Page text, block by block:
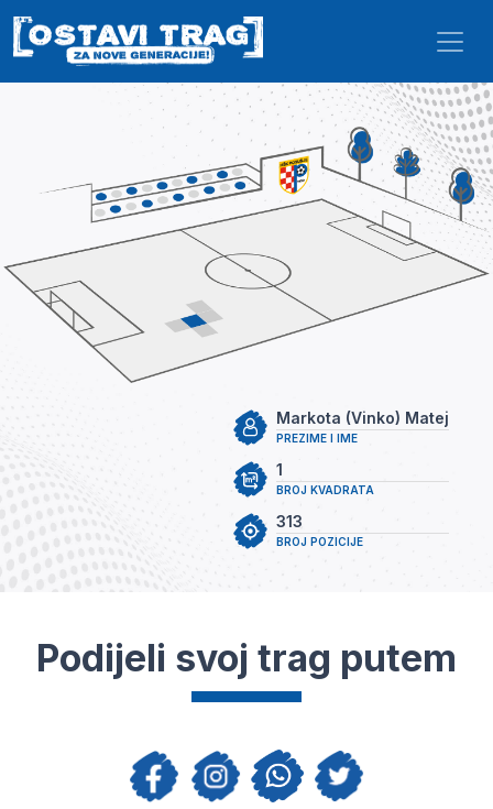
Skip to main content
PREZIME I IME
Markota (Vinko) Matej
BROJ KVADRATA
1
BROJ POZICIJE
313
Podijeli svoj trag putem